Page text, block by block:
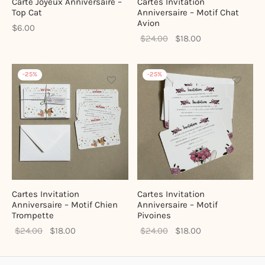
Top Cat
$6.00
Anniversaire – Motif Chat
Avion
$24.00
Le prix
était :
$24.00.
$18.00
est :
$18.00.
-25%
Cartes Invitation
Anniversaire – Motif Chien
Trompette
$24.00
Le prix
était :
$18.00
est :
-25%
Cartes Invitation
Anniversaire – Motif
Pivoines
$24.00
Le prix
était :
$18.00
est :
bags & Pochettes